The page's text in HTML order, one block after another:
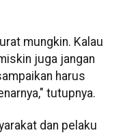
mungkin. Kalau
juga jangan
harus
tutupnya.
dan pelaku